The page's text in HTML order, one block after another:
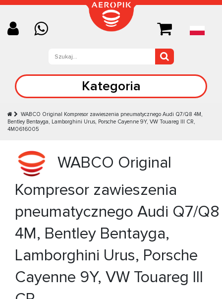
Kategoria
WABCO Original Kompresor zawieszenia pneumatycznego Audi Q7/Q8 4M,
Bentley Bentayga, Lamborghini Urus, Porsche Cayenne 9Y, VW Touareg III CR,
4M0616005
WABCO Original
Kompresor zawieszenia
pneumatycznego Audi Q7/Q8
4M, Bentley Bentayga,
Lamborghini Urus, Porsche
Cayenne 9Y, VW Touareg III